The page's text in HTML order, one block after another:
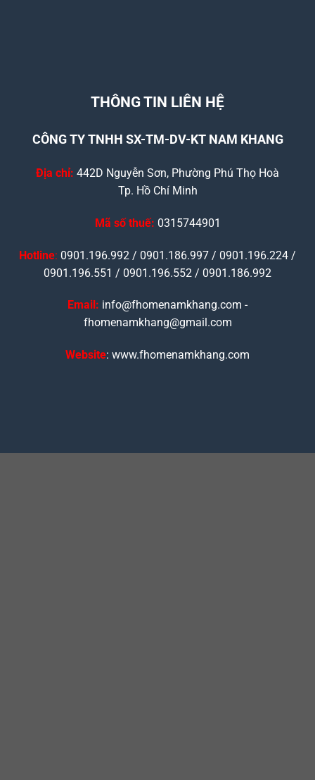
THÔNG TIN LIÊN HỆ
CÔNG TY TNHH SX-TM-DV-KT NAM KHANG
Địa chỉ: 442D Nguyễn Sơn, Phường Phú Thọ Hoà
Tp. Hồ Chí Minh
Mã số thuế: 0315744901
Hotline: 0901.196.992 / 0901.186.997 / 0901.196.224 /
0901.196.551 / 0901.196.552 / 0901.186.992
Email: info@fhomenamkhang.com -
fhomenamkhang@gmail.com
Website: www.fhomenamkhang.com